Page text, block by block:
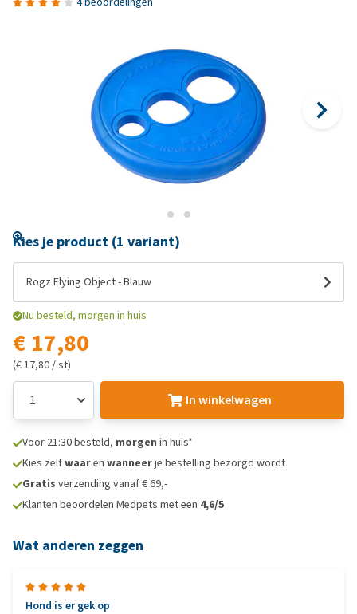
Kies je product (1 variant)
Rogz Flying Object - Blauw
Nu besteld, morgen in huis
€ 17,80
(€ 17,80 / st)
In winkelwagen
Voor 21:30 besteld, morgen in huis*
Kies zelfwaaren wanneerje bestelling bezorgd wordt
Gratis verzending vanaf € 69,-
Klanten beoordelen Medpets met een 4,6/5
Wat anderen zeggen
Hond is er gek op